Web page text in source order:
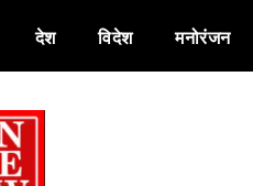
देश विदेश मनोरंजन